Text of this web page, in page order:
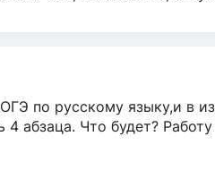
по русскому языку,и в
абзаца. Что будет?